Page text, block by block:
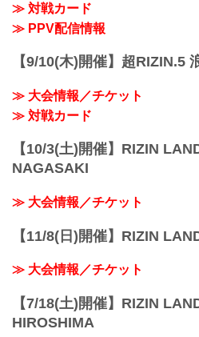
≫ 対戦カード
≫ PPV配信情報
【9/10(木)開催】超RIZIN.5
≫ 大会情報／チケット
≫ 対戦カード
【10/3(土)開催】RIZIN
NAGASAKI
≫ 大会情報／チケット
【11/8(日)開催】RIZIN
≫ 大会情報／チケット
【7/18(土)開催】RIZIN
HIROSHIMA